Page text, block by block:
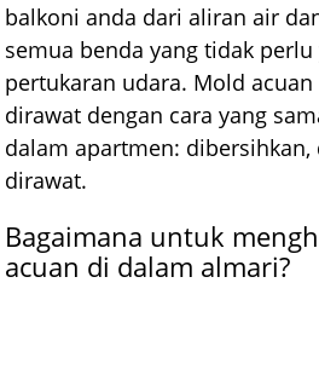
balkoni anda dari aliran air
semua benda yang tidak
pertukaran udara. Mold
dirawat dengan cara yang
dalam apartmen:
dirawat.
Bagaimana untuk
acuan di dalam almari?